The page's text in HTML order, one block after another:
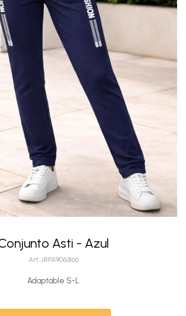
Asti - Azul
JRFA9063I66
Adaptable S-L